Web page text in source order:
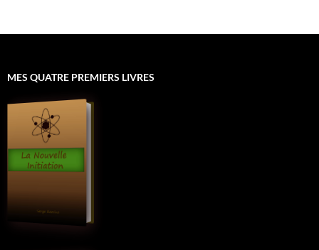
MES QUATRE PREMIERS LIVRES